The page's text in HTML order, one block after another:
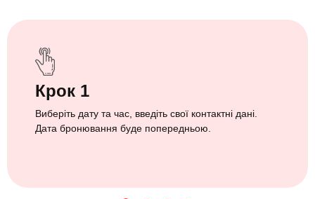
Крок 1
Виберіть дату та час, введіть свої контактні дані.
Дата бронювання буде попередньою.